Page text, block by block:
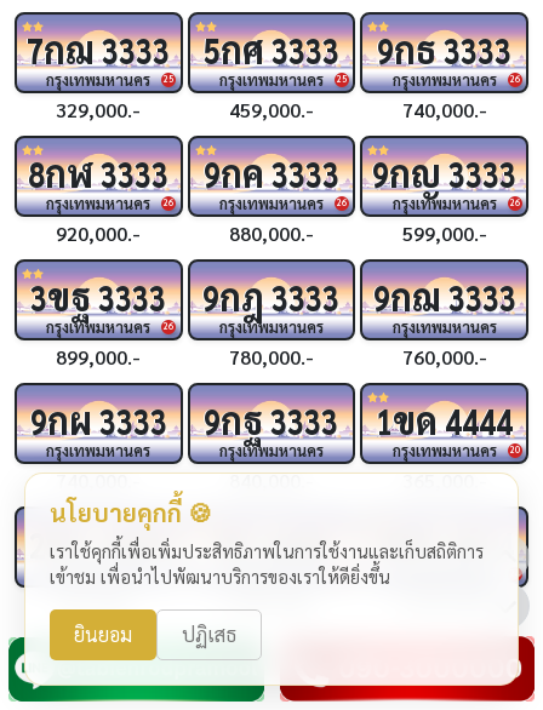
25
7กฌ3333
กรุงเทพมหานคร
329,000.-
25
5กศ3333
กรุงเทพมหานคร
459,000.-
26
9กธ3333
กรุงเทพมหานคร
740,000.-
26
8กฬ3333
กรุงเทพมหานคร
920,000.-
26
9กค3333
กรุงเทพมหานคร
880,000.-
26
9กญ3333
กรุงเทพมหานคร
599,000.-
26
3ขฐ3333
กรุงเทพมหานคร
899,000.-
9กฎ3333
กรุงเทพมหานคร
780,000.-
9กฌ3333
กรุงเทพมหานคร
760,000.-
9กผ3333
กรุงเทพมหานคร
740,000.-
9กฐ3333
กรุงเทพมหานคร
840,000.-
20
1ขด4444
กรุงเทพมหานคร
365,000.-
ขบ4444
กรุงเทพมหานคร
319,000.-
24
ชจ4444
กรุงเทพมหานคร
1,990,000.-
24
4ขช4444
24
4 กฆ4444
กรุงเทพมหานคร 25
3กฉ
กรุงเทพมหานคร กรุงเทพมหานคร
นโยบายคุกกี้ 🍪
เราใช้คุกกี้เพื่อเพิ่มประสิทธิภาพในการใช้งานและเก็บสถิติการ
เข้าชม เพื่อนำไปพัฒนาบริการของเราให้ดียิ่งขึ้น
ยินยอม ปฏิเสธ